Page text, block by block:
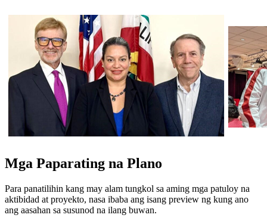
Mga Paparating na Plano
Para panatilihin kang may alam tungkol sa aming mga patuloy na
aktibidad at proyekto, nasa ibaba ang isang preview ng kung ano
ang aasahan sa susunod na ilang buwan.